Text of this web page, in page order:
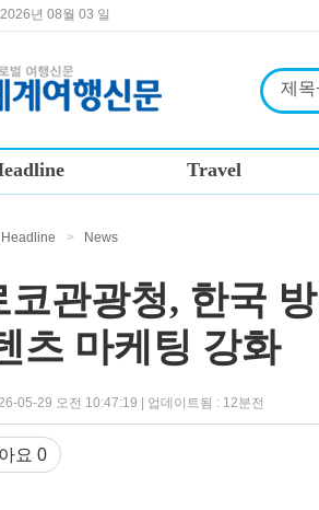
년 08월 03 일
Travel
Headline > News
코관광청, 한국
츠 마케팅 강화
05-29 오전 10:47:19 | 업데이트됨 : 12분전
요 0